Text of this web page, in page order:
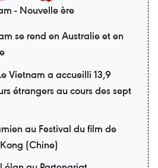
- Nouvelle ère
se rend en Australie et en
Vietnam a accueilli 13,9
étrangers au cours des sept
au Festival du film de
(Chine)